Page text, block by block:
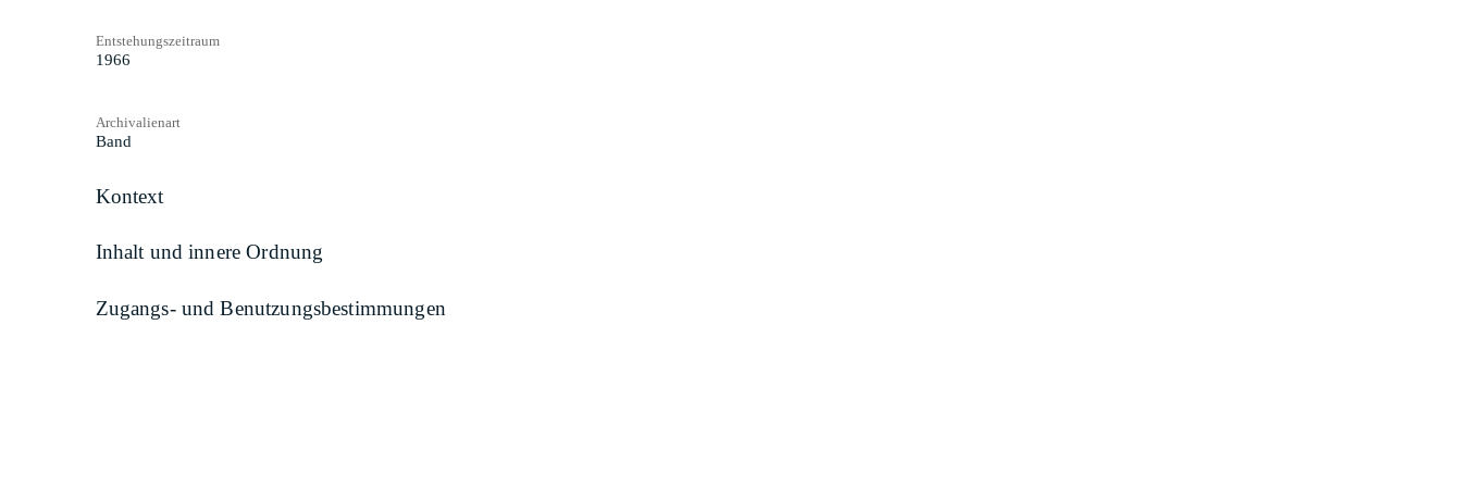
Entstehungszeitraum
1966
Archivalienart
Band
Kontext
Inhalt und innere Ordnung
Zugangs- und Benutzungsbestimmungen